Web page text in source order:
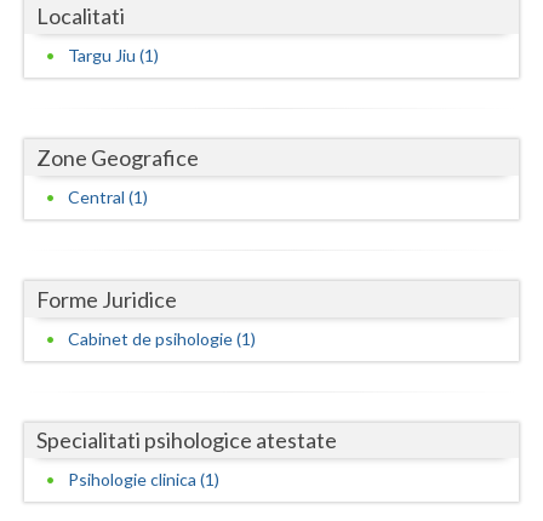
Covasna
Dambovita
Dolj
Galati
Gorj
Ialomita
Iasi
Localitati
Targu Jiu (1)
Zone Geografice
Central (1)
Forme Juridice
Cabinet de psihologie (1)
Specialitati psihologice atestate
Psihologie clinica (1)